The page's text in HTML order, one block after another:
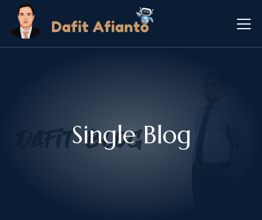
Single Blog